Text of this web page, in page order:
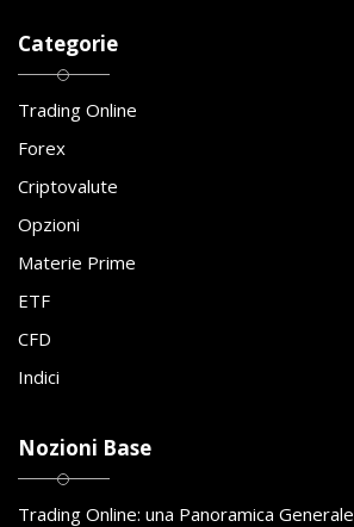
Categorie
Trading Online
Forex
Criptovalute
Opzioni
Materie Prime
ETF
CFD
Indici
Nozioni Base
Trading Online: una Panoramica Generale